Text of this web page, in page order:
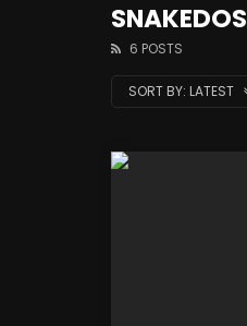
SNAKEDOS
6 POSTS
SORT BY: LATEST